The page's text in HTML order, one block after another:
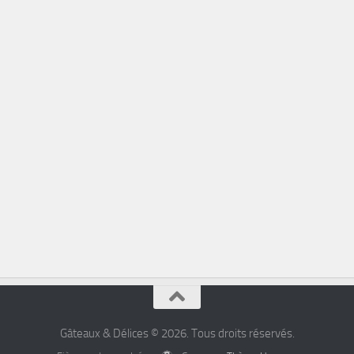
Gâteaux & Délices © 2026. Tous droits réservés.